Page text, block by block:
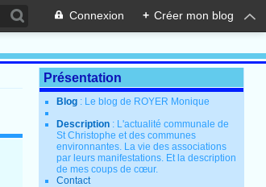
Connexion + Créer mon blog
Présentation
Blog : Le blog de ROYER Monique
Description : L'actualité communale de
St Christophe et des communes
environnantes. La vie des associations
par leurs manifestations. Et la description
de mes coups de cœur.
Contact